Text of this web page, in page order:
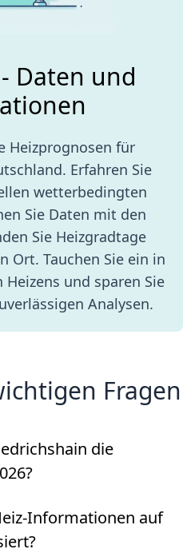
Daten und
Heizprognosen für
Erfahren Sie
wetterbedingten
Sie Daten mit den
Sie Heizgradtage
Ort. Tauchen Sie ein in
und sparen Sie
Analysen.
Fragen
die
Informationen auf